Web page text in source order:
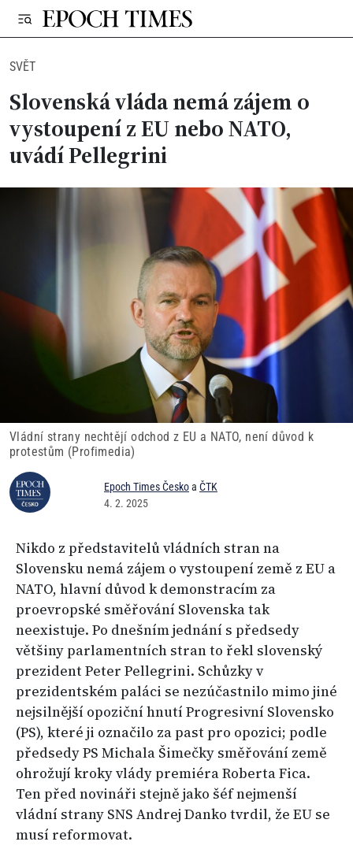
SVĚT
Slovenská vláda nemá zájem o
vystoupení z EU nebo NATO,
uvádí Pellegrini
Vládní strany nechtějí odchod z EU a NATO, není důvod k
protestům (Profimedia)
Epoch Times Českoa ČTK
4. 2. 2025
Nikdo z představitelů vládních stran na
Slovensku nemá zájem o vystoupení země z EU a
NATO, hlavní důvod k demonstracím za
proevropské směřování Slovenska tak
neexistuje. Po dnešním jednání s předsedy
většiny parlamentních stran to řekl slovenský
prezident Peter Pellegrini. Schůzky v
prezidentském paláci se nezúčastnilo mimo jiné
nejsilnější opoziční hnutí Progresivní Slovensko
(PS), které ji označilo za past pro opozici; podle
předsedy PS Michala Šimečky směřování země
ohrožují kroky vlády premiéra Roberta Fica.
Ten před novináři stejně jako šéf nejmenší
vládní strany SNS Andrej Danko tvrdil, že EU se
musí reformovat.